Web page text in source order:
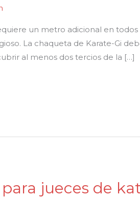
un metro adicional en
La chaqueta de Karate-Gi
al menos dos tercios de la […]
jueces de